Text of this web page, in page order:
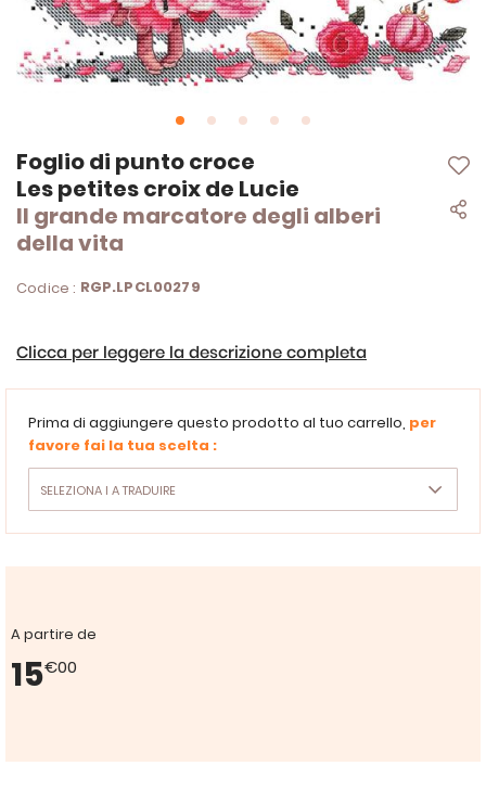
Foglio di punto croce
Les petites croix de Lucie
Il grande marcatore degli alberi
della vita
Codice : RGP.LPCL00279
Clicca per leggere la descrizione completa
Prima di aggiungere questo prodotto al tuo carrello, per
favore fai la tua scelta :
A partire de
15€00
Vai
all'inizio
della
galleria
di